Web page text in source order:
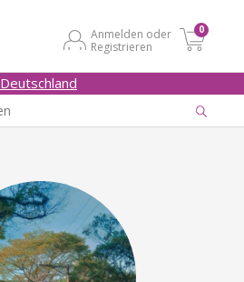
Anmelden oder
Registrieren
0
Deutschland